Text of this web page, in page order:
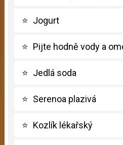
⭐ Jogurt
⭐ Pijte hodně vody a
⭐ Jedlá soda
⭐ Serenoa plazivá
⭐ Kozlík lékařský